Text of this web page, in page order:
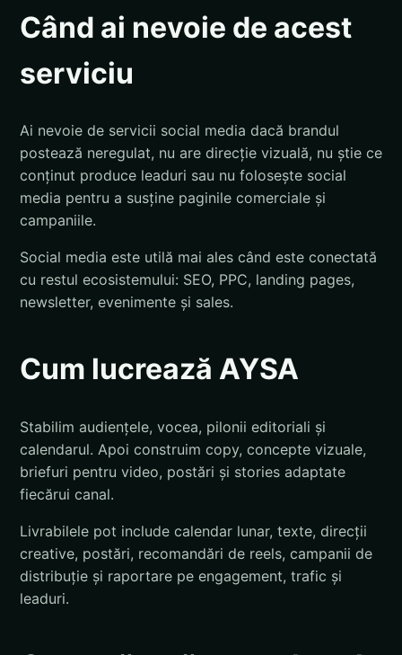
Când ai nevoie de acest
serviciu
Ai nevoie de servicii social media dacă brandul
postează neregulat, nu are direcție vizuală, nu știe ce
conținut produce leaduri sau nu folosește social
media pentru a susține paginile comerciale și
campaniile.
Social media este utilă mai ales când este conectată
cu restul ecosistemului: SEO, PPC, landing pages,
newsletter, evenimente și sales.
Cum lucrează AYSA
Stabilim audiențele, vocea, pilonii editoriali și
calendarul. Apoi construim copy, concepte vizuale,
briefuri pentru video, postări și stories adaptate
fiecărui canal.
Livrabilele pot include calendar lunar, texte, direcții
creative, postări, recomandări de reels, campanii de
distribuție și raportare pe engagement, trafic și
leaduri.